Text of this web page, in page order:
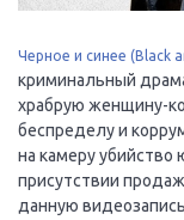
Черное и синее (Black
криминальный
храбрую женщину-
беспределу и
на камеру убийство
присутствии
данную